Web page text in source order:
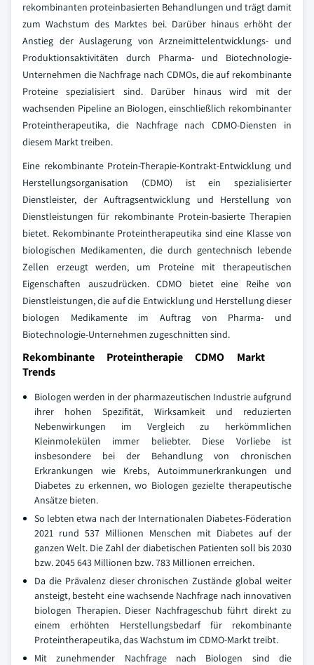
rekombinanten proteinbasierten Behandlungen und trägt damit
zum Wachstum des Marktes bei. Darüber hinaus erhöht der
Anstieg der Auslagerung von Arzneimittelentwicklungs- und
Produktionsaktivitäten durch Pharma- und Biotechnologie-
Unternehmen die Nachfrage nach CDMOs, die auf rekombinante
Proteine spezialisiert sind. Darüber hinaus wird mit der
wachsenden Pipeline an Biologen, einschließlich rekombinanter
Proteintherapeutika, die Nachfrage nach CDMO-Diensten in
diesem Markt treiben.
Eine rekombinante Protein-Therapie-Kontrakt-Entwicklung und
Herstellungsorganisation (CDMO) ist ein spezialisierter
Dienstleister, der Auftragsentwicklung und Herstellung von
Dienstleistungen für rekombinante Protein-basierte Therapien
bietet. Rekombinante Proteintherapeutika sind eine Klasse von
biologischen Medikamenten, die durch gentechnisch lebende
Zellen erzeugt werden, um Proteine mit therapeutischen
Eigenschaften auszudrücken. CDMO bietet eine Reihe von
Dienstleistungen, die auf die Entwicklung und Herstellung dieser
biologen Medikamente im Auftrag von Pharma- und
Biotechnologie-Unternehmen zugeschnitten sind.
Rekombinante Proteintherapie CDMO Markt
Trends
Biologen werden in der pharmazeutischen Industrie aufgrund
ihrer hohen Spezifität, Wirksamkeit und reduzierten
Nebenwirkungen im Vergleich zu herkömmlichen
Kleinmolekülen immer beliebter. Diese Vorliebe ist
insbesondere bei der Behandlung von chronischen
Erkrankungen wie Krebs, Autoimmunerkrankungen und
Diabetes zu erkennen, wo Biologen gezielte therapeutische
Ansätze bieten.
So lebten etwa nach der Internationalen Diabetes-Föderation
2021 rund 537 Millionen Menschen mit Diabetes auf der
ganzen Welt. Die Zahl der diabetischen Patienten soll bis 2030
bzw. 2045 643 Millionen bzw. 783 Millionen erreichen.
Da die Prävalenz dieser chronischen Zustände global weiter
ansteigt, besteht eine wachsende Nachfrage nach innovativen
biologen Therapien. Dieser Nachfrageschub führt direkt zu
einem erhöhten Herstellungsbedarf für rekombinante
Proteintherapeutika, das Wachstum im CDMO-Markt treibt.
Mit zunehmender Nachfrage nach Biologen sind die